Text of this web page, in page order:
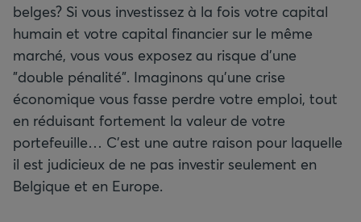
belges? Si vous investissez à la fois votre capital
humain et votre capital financier sur le même
marché, vous vous exposez au risque d’une
"double pénalité". Imaginons qu’une crise
économique vous fasse perdre votre emploi, tout
en réduisant fortement la valeur de votre
portefeuille… C’est une autre raison pour laquelle
il est judicieux de ne pas investir seulement en
Belgique et en Europe.